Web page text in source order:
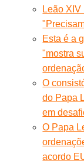
Leão
Esta é a
"mostra
O
do Papa
em
O Papa
acordo